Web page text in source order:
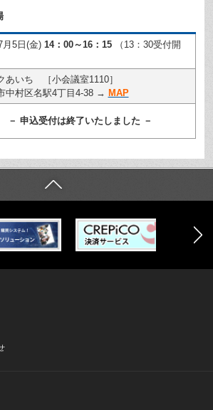
月5日(金) 14：00～16：15（13：30受付開
あいち ［小会議室1110］
中村区名駅4丁目4-38→ MAP
－ 申込受付は終了いたしました －